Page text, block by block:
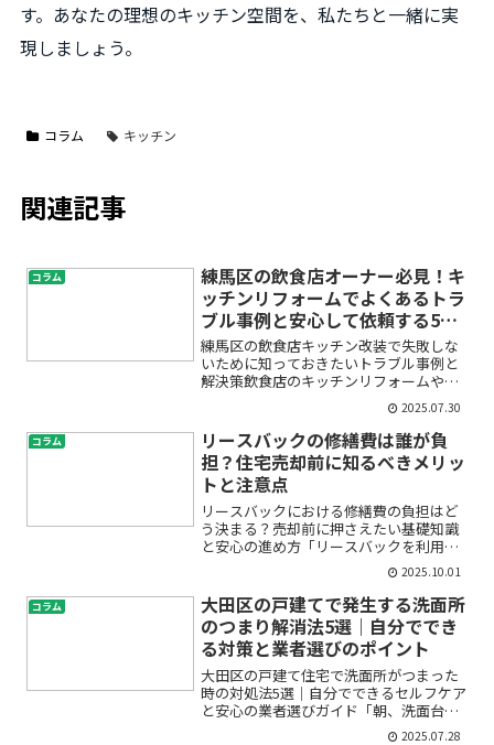
す。あなたの理想のキッチン空間を、私たちと一緒に実
現しましょう。
コラム キッチン
関連記事
コラム
練馬区の飲食店オーナー必見！キ
ッチンリフォームでよくあるトラ
ブル事例と安心して依頼する5つ
のポイント
練馬区の飲食店キッチン改装で失敗しな
いために知っておきたいトラブル事例と
解決策飲食店のキッチンリフォームや厨
房改装を考えたとき、「どこに頼めばい
いの？」「工事中にトラブルが起きたら
どうしよう」「費用や見積もりは本当に
適正なの？」といった不安...
2025.07.30
コラム
リースバックの修繕費は誰が負
担？住宅売却前に知るべきメリッ
トと注意点
リースバックにおける修繕費の負担はど
う決まる？売却前に押さえたい基礎知識
と安心の進め方「リースバックを利用す
ると、修繕費は誰が払うの？」「いざ契
約した後に思わぬ出費があったらどうし
よう…」と、不安や疑問を抱えていませ
んか？リースバックは自宅...
2025.10.01
コラム
大田区の戸建てで発生する洗面所
のつまり解消法5選｜自分ででき
る対策と業者選びのポイント
大田区の戸建て住宅で洗面所がつまった
時の対処法5選｜自分でできるセルフケア
と安心の業者選びガイド「朝、洗面台の
水がなかなか流れず、不安になった」
2025.07.28